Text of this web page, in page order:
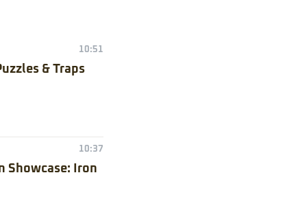
10:51
& Traps
10:37
Showcase: Iron